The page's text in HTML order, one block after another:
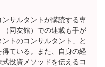
サルタントが購読する専
同友館）での連載も手が
トのコンサルタント」と
得ている。また、自身の経
投資メソッドを伝えるコ